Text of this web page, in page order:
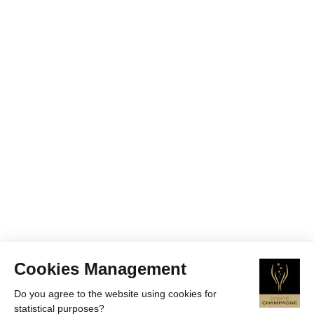
Cookies Management
Do you agree to the website using cookies for
statistical purposes?